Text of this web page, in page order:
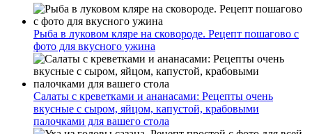
Рыба в луковом кляре на сковороде. Рецепт пошагово с
фото для вкусного ужина
Салаты с креветками и ананасами: Рецепты очень
вкусные с сыром, яйцом, капустой, крабовыми
палочками для вашего стола